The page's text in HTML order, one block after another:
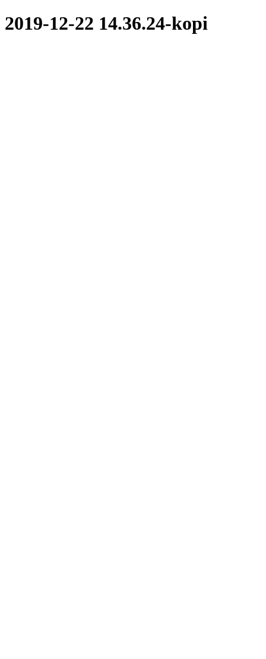
2019-12-22 14.36.24-kopi